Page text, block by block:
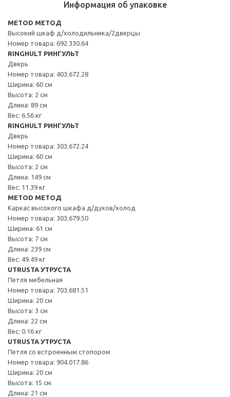
Информация об упаковке
METOD МЕТОД
Высокий шкаф д/холодильника/2дверцы
Номер товара: 692.330.64
RINGHULT РИНГУЛЬТ
Дверь
Номер товара: 403.672.28
Ширина: 60 см
Высота: 2 см
Длина: 89 см
Вес: 6.56 кг
RINGHULT РИНГУЛЬТ
Дверь
Номер товара: 303.672.24
Ширина: 60 см
Высота: 2 см
Длина: 149 см
Вес: 11.39 кг
METOD МЕТОД
Каркас высокого шкафа д/духов/холод
Номер товара: 303.679.50
Ширина: 61 см
Высота: 7 см
Длина: 239 см
Вес: 49.49 кг
UTRUSTA УТРУСТА
Петля мебельная
Номер товара: 703.681.51
Ширина: 20 см
Высота: 3 см
Длина: 22 см
Вес: 0.16 кг
UTRUSTA УТРУСТА
Петля со встроенным стопором
Номер товара: 904.017.86
Ширина: 20 см
Высота: 15 см
Длина: 21 см